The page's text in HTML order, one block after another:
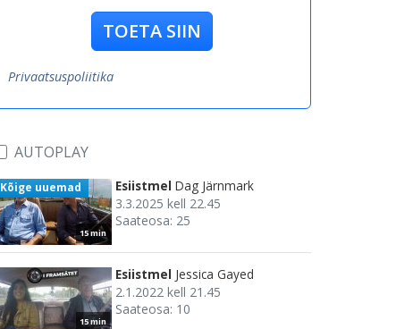
TOETA SIIN
Privaatsuspoliitika
AUTOPLAY
15 min
Kõige uuemad Esiistmel Dag Järnmark
3.3.2025 kell 22.45
Saateosa: 25
15 min
Esiistmel Jessica Gayed
2.1.2022 kell 21.45
Saateosa: 10